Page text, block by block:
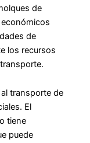
de
de
los recursos
transporte de
El
tiene
puede